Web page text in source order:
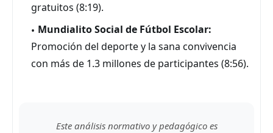
gratuitos (8:19).
Mundialito Social de Fútbol Escolar:
Promoción del deporte y la sana convivencia
con más de 1.3 millones de participantes (8:56).
Este análisis normativo y pedagógico es